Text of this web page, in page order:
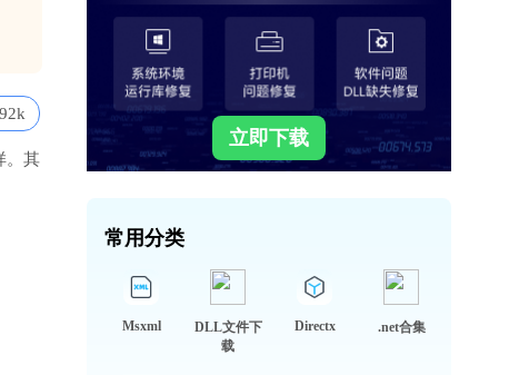
。其
立即下载
常用分类
Msxml
DLL文件下
载
Directx .net合集